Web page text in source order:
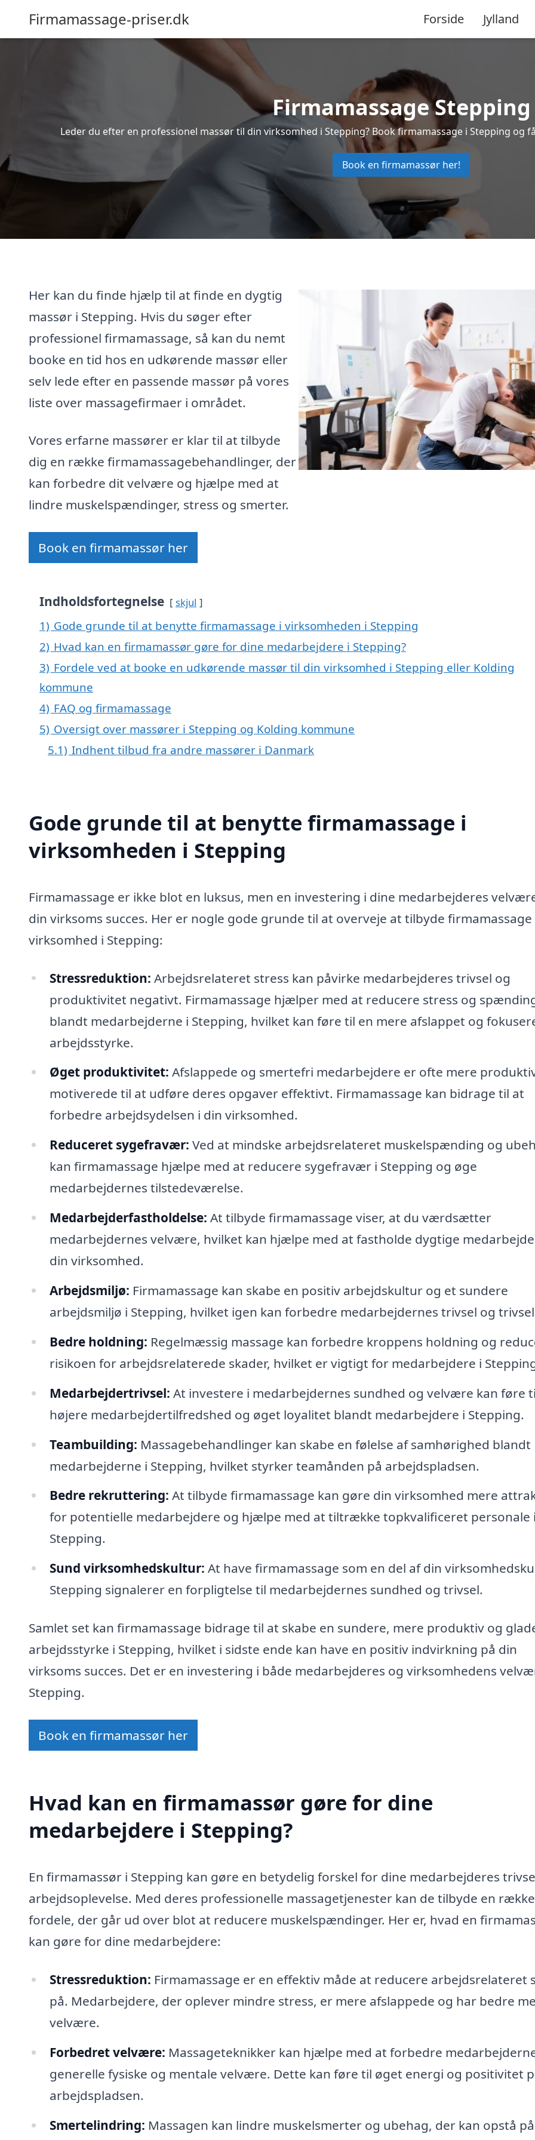
Firmamassage-priser.dk Forside Jylland
Firmamassage Stepping
Leder du efter en professionel massør til din virksomhed i Stepping? Book firmamassage i Stepping og
Book en firmamassør her!
Her kan du finde hjælp til at finde en dygtig
massør i Stepping. Hvis du søger efter
professionel firmamassage, så kan du nemt
booke en tid hos en udkørende massør eller
selv lede efter en passende massør på vores
liste over massagefirmaer i området.
Vores erfarne massører er klar til at tilbyde
dig en række firmamassagebehandlinger, der
kan forbedre dit velvære og hjælpe med at
lindre muskelspændinger, stress og smerter.
Book en firmamassør her
Indholdsfortegnelse skjul
1) Gode grunde til at benytte firmamassage i virksomheden i Stepping
2) Hvad kan en firmamassør gøre for dine medarbejdere i Stepping?
3) Fordele ved at booke en udkørende massør til din virksomhed i Stepping eller Kolding
kommune
4) FAQ og firmamassage
5) Oversigt over massører i Stepping og Kolding kommune
5.1) Indhent tilbud fra andre massører i Danmark
Gode grunde til at benytte firmamassage i
virksomheden i Stepping
Firmamassage er ikke blot en luksus, men en investering i dine medarbejderes
din virksoms succes. Her er nogle gode grunde til at overveje at tilbyde firmamassage
virksomhed i Stepping:
Stressreduktion: Arbejdsrelateret stress kan påvirke medarbejderes trivsel og
produktivitet negativt. Firmamassage hjælper med at reducere stress og
blandt medarbejderne i Stepping, hvilket kan føre til en mere afslappet og
arbejdsstyrke.
Øget produktivitet: Afslappede og smertefri medarbejdere er ofte mere
motiverede til at udføre deres opgaver effektivt. Firmamassage kan bidrage til at
forbedre arbejdsydelsen i din virksomhed.
Reduceret sygefravær: Ved at mindske arbejdsrelateret muskelspænding og
kan firmamassage hjælpe med at reducere sygefravær i Stepping og øge
medarbejdernes tilstedeværelse.
Medarbejderfastholdelse: At tilbyde firmamassage viser, at du værdsætter
medarbejdernes velvære, hvilket kan hjælpe med at fastholde dygtige
din virksomhed.
Arbejdsmiljø: Firmamassage kan skabe en positiv arbejdskultur og et sundere
arbejdsmiljø i Stepping, hvilket igen kan forbedre medarbejdernes trivsel og
Bedre holdning: Regelmæssig massage kan forbedre kroppens holdning og
risikoen for arbejdsrelaterede skader, hvilket er vigtigt for medarbejdere i
Medarbejdertrivsel: At investere i medarbejdernes sundhed og velvære kan føre
højere medarbejdertilfredshed og øget loyalitet blandt medarbejdere i Stepping.
Teambuilding: Massagebehandlinger kan skabe en følelse af samhørighed blandt
medarbejderne i Stepping, hvilket styrker teamånden på arbejdspladsen.
Bedre rekruttering: At tilbyde firmamassage kan gøre din virksomhed mere
for potentielle medarbejdere og hjælpe med at tiltrække topkvalificeret personale i
Stepping.
Sund virksomhedskultur: At have firmamassage som en del af din
Stepping signalerer en forpligtelse til medarbejdernes sundhed og trivsel.
Samlet set kan firmamassage bidrage til at skabe en sundere, mere produktiv og
arbejdsstyrke i Stepping, hvilket i sidste ende kan have en positiv indvirkning på din
virksoms succes. Det er en investering i både medarbejderes og virksomhedens
Stepping.
Book en firmamassør her
Hvad kan en firmamassør gøre for dine
medarbejdere i Stepping?
En firmamassør i Stepping kan gøre en betydelig forskel for dine medarbejderes
arbejdsoplevelse. Med deres professionelle massagetjenester kan de tilbyde en række
fordele, der går ud over blot at reducere muskelspændinger. Her er, hvad en
kan gøre for dine medarbejdere:
Stressreduktion: Firmamassage er en effektiv måde at reducere arbejdsrelateret
på. Medarbejdere, der oplever mindre stress, er mere afslappede og har bedre
velvære.
Forbedret velvære: Massageteknikker kan hjælpe med at forbedre
generelle fysiske og mentale velvære. Dette kan føre til øget energi og positivitet
arbejdspladsen.
Smertelindring: Massagen kan lindre muskelsmerter og ubehag, der kan opstå på